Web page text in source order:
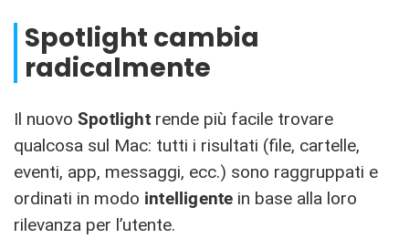
Spotlight cambia
radicalmente
Il nuovo Spotlightrende più facile trovare
qualcosa sul Mac: tutti i risultati (file, cartelle,
eventi, app, messaggi, ecc.) sono raggruppati e
ordinati in modo intelligente in base alla loro
rilevanza per l’utente.